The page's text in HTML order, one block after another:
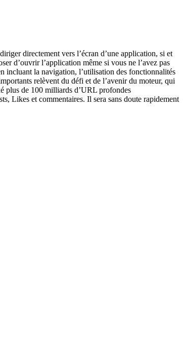
directement vers l’écran d’une application, si et
d’ouvrir l’application même si vous ne l’avez pas
incluant la navigation, l’utilisation des fonctionnalités
relèvent du défi et de l’avenir du moteur, qui
plus de 100 milliards d’URL profondes
Likes et commentaires. Il sera sans doute rapidement